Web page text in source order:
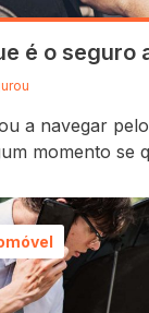
é o seguro
a navegar
momento se
muitos
mínimo sobre o
um, logo